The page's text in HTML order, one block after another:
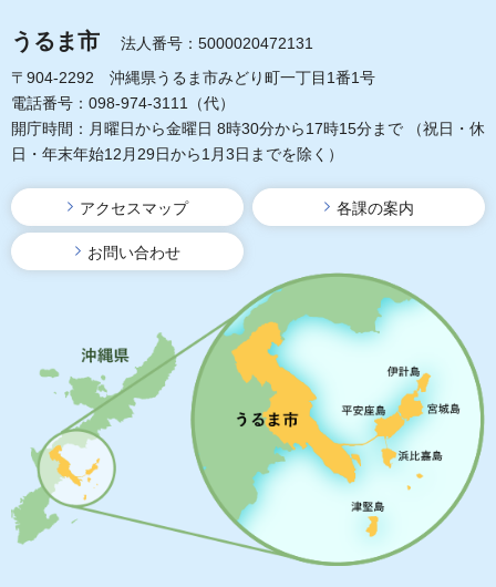
うるま市
法人番号：5000020472131
〒904-2292 沖縄県うるま市みどり町一丁目1番1号
電話番号：098-974-3111（代）
開庁時間：月曜日から金曜日 8時30分から17時15分まで
（祝日・休
日・年末年始12月29日から1月3日までを除く）
アクセスマップ 各課の案内
お問い合わせ